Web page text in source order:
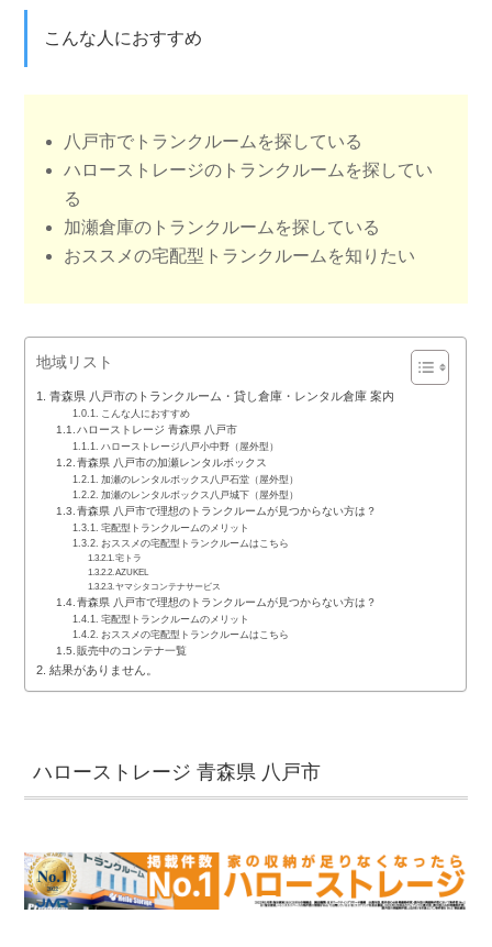
こんな人におすすめ
八戸市でトランクルームを探している
ハローストレージのトランクルームを探してい
る
加瀬倉庫のトランクルームを探している
おススメの宅配型トランクルームを知りたい
地域リスト
青森県 八戸市のトランクルーム・貸し倉庫・レンタル倉庫 案内
こんな人におすすめ
ハローストレージ 青森県 八戸市
ハローストレージ八戸小中野（屋外型）
青森県 八戸市の加瀬レンタルボックス
加瀬のレンタルボックス八戸石堂（屋外型）
加瀬のレンタルボックス八戸城下（屋外型）
青森県 八戸市で理想のトランクルームが見つからない方は？
宅配型トランクルームのメリット
おススメの宅配型トランクルームはこちら
宅トラ
AZUKEL
ヤマシタコンテナサービス
青森県 八戸市で理想のトランクルームが見つからない方は？
宅配型トランクルームのメリット
おススメの宅配型トランクルームはこちら
販売中のコンテナ一覧
結果がありません。
ハローストレージ 青森県 八戸市